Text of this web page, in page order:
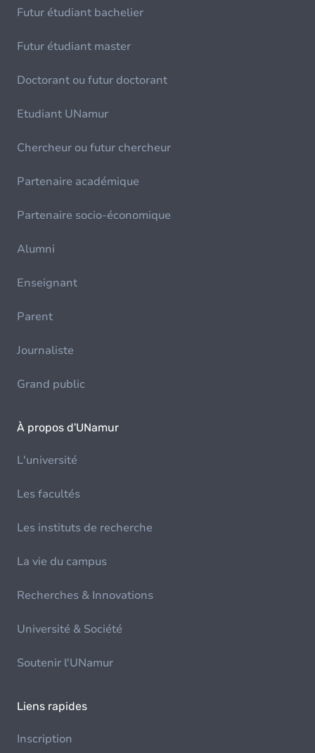
Futur étudiant bachelier
Futur étudiant master
Doctorant ou futur doctorant
Etudiant UNamur
Chercheur ou futur chercheur
Partenaire académique
Partenaire socio-économique
Alumni
Enseignant
Parent
Journaliste
Grand public
À propos d'UNamur
L'université
Les facultés
Les instituts de recherche
La vie du campus
Recherches & Innovations
Université & Société
Soutenir l'UNamur
Liens rapides
Inscription